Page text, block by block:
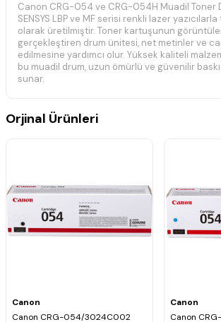
Canon CRG-054 ve CRG-054H Muadil Toner
SENSYS LBP ve MF serisi renkli lazer
olarak üretilmiştir. Toner kartuşunun
gerçekleştiren drum ünitesi, net metinler ve
edilmesine yardımcı olur. Yüksek kaliteli
bu muadil drum, uzun ömürlü ve güvenilir
sunar.
📦 Ürün Bilgileri
✔ Uyumluluk:Canon CRG-054 ve CRG-
kartuşları
✔ Kullanım Alanı:
Toner kartuşu yenileme
🖨️ Uyumlu Yazıcı Modelleri
Canon i-SENSYS MF-640C
Orjinal Ürünleri
Canon
Canon CRG-054/3024C002
Canon
Canon